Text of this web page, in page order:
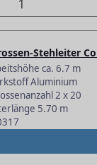
Stehleiter
ca. 6.7 m
Aluminium
2 x 20
5.70 m